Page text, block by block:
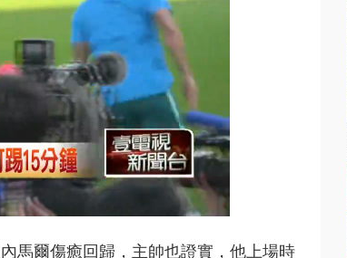
馬爾傷癒回歸，主帥也證實，他上場時